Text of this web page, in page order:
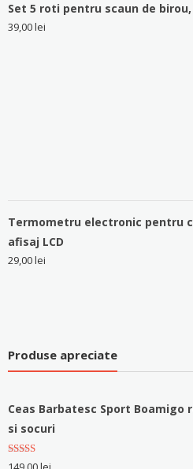
Set 5 roti pentru scaun de
39,00lei
Termometru electronic pentru
afisaj LCD
29,00lei
Produse apreciate
Ceas Barbatesc Sport Boamigo
si socuri
Evaluat la